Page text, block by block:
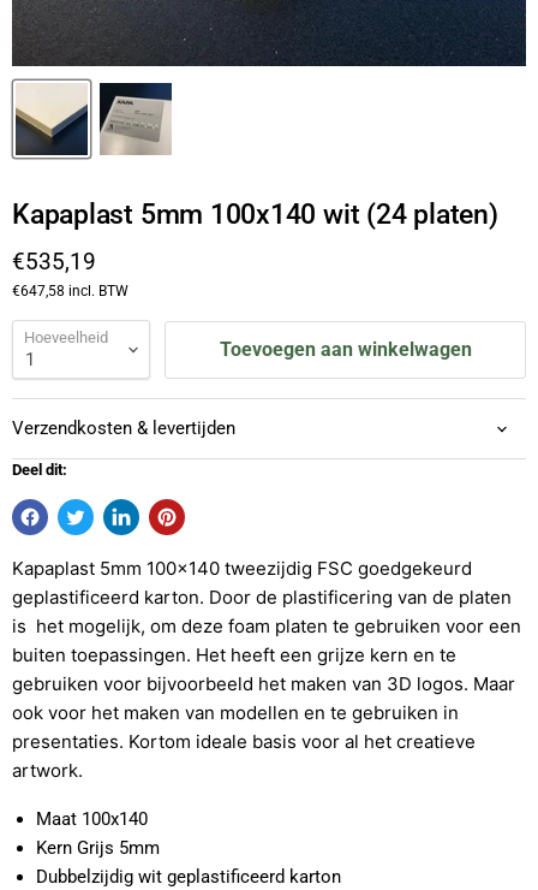
Kapaplast 5mm 100x140 wit (24 platen)
Huidige prijs
€535,19
€647,58 incl. BTW
Hoeveelheid Toevoegen aan winkelwagen
Verzendkosten & levertijden
Deel dit:
Kapaplast 5mm 100x140 tweezijdig FSC goedgekeurd
geplastificeerd karton. Door de plastificering van de platen
is het mogelijk, om deze foam platen te gebruiken voor een
buiten toepassingen. Het heeft een grijze kern en te
gebruiken voor bijvoorbeeld het maken van 3D logos. Maar
ook voor het maken van modellen en te gebruiken in
presentaties. Kortom ideale basis voor al het creatieve
artwork.
Maat 100x140
Kern Grijs 5mm
Dubbelzijdig wit geplastificeerd karton